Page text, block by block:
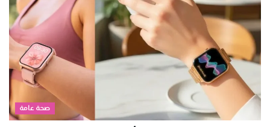
صحة عامة